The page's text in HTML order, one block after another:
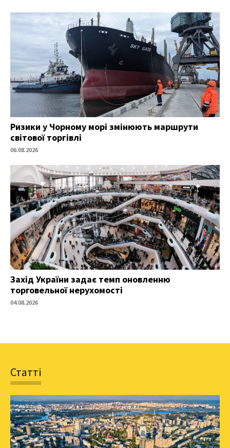
Ризики у Чорному морі змінюють маршрути
світової торгівлі
06.08.2026
Захід України задає темп оновленню
торговельної нерухомості
04.08.2026
Статті